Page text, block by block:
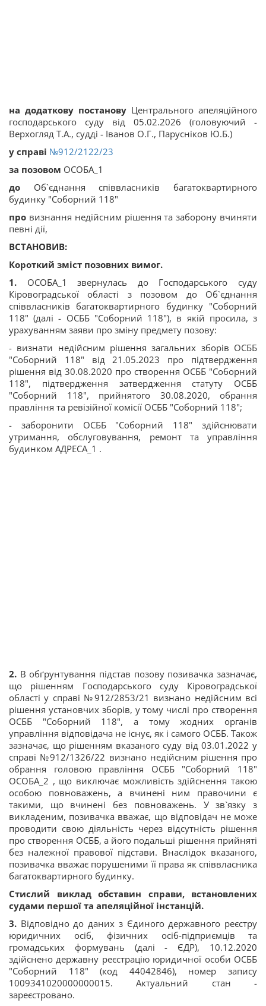
на додаткову постанову Центрального апеляційного
господарського суду від 05.02.2026 (головуючий -
Верхогляд Т.А., судді - Іванов О.Г., Парусніков Ю.Б.)
у справі №912/2122/23
за позовом ОСОБА_1
до Об`єднання співвласників багатоквартирного
будинку "Соборний 118"
про визнання недійсним рішення та заборону вчиняти
певні дії,
ВСТАНОВИВ:
Короткий зміст позовних вимог.
1. ОСОБА_1 звернулась до Господарського суду
Кіровоградської області з позовом до Об`єднання
співвласників багатоквартирного будинку "Соборний
118" (далі - ОСББ "Соборний 118"), в якій просила, з
урахуванням заяви про зміну предмету позову:
- визнати недійсним рішення загальних зборів ОСББ
"Соборний 118" від 21.05.2023 про підтвердження
рішення від 30.08.2020 про створення ОСББ "Соборний
118", підтвердження затвердження статуту ОСББ
"Соборний 118", прийнятого 30.08.2020, обрання
правління та ревізійної комісії ОСББ "Соборний 118";
- заборонити ОСББ "Соборний 118" здійснювати
утримання, обслуговування, ремонт та управління
будинком АДРЕСА_1 .
2. В обґрунтування підстав позову позивачка зазначає,
що рішенням Господарського суду Кіровоградської
області у справі №912/2853/21 визнано недійсним всі
рішення установчих зборів, у тому числі про створення
ОСББ "Соборний 118", а тому жодних органів
управління відповідача не існує, як і самого ОСББ. Також
зазначає, що рішенням вказаного суду від 03.01.2022 у
справі №912/1326/22 визнано недійсним рішення про
обрання головою правління ОСББ "Соборний 118"
ОСОБА_2 , що виключає можливість здійснення такою
особою повноважень, а вчинені ним правочини є
такими, що вчинені без повноважень. У зв`язку з
викладеним, позивачка вважає, що відповідач не може
проводити свою діяльність через відсутність рішення
про створення ОСББ, а його подальші рішення прийняті
без належної правової підстави. Внаслідок вказаного,
позивачка вважає порушеними її права як співвласника
багатоквартирного будинку.
Стислий виклад обставин справи, встановлених
судами першої та апеляційної інстанцій.
3. Відповідно до даних з Єдиного державного реєстру
юридичних осіб, фізичних осіб-підприємців та
громадських формувань (далі - ЄДР), 10.12.2020
здійснено державну реєстрацію юридичної особи ОСББ
"Соборний 118" (код 44042846), номер запису
1009341020000000015. Актуальний стан -
зареєстровано.